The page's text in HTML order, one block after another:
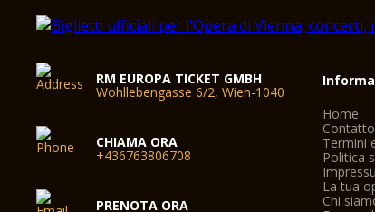
RM EUROPA TICKET GMBH
Wohllebengasse 6/2, Wien-1040
CHIAMA ORA
+436763806708
PRENOTA ORA
Home
Contatto
Termini
Politica
La tua
Chi